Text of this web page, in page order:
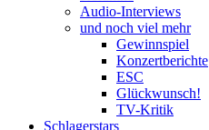
Audio-Interviews
und noch viel mehr
Gewinnspiel
Konzertberichte
ESC
Glückwunsch!
TV-Kritik
Schlagerstars